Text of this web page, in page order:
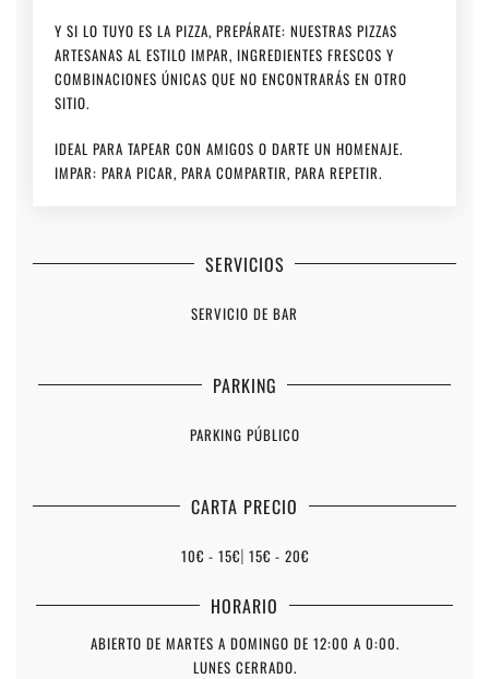
Y SI LO TUYO ES LA PIZZA, PREPÁRATE: NUESTRAS PIZZAS
ARTESANAS AL ESTILO IMPAR, INGREDIENTES FRESCOS Y
COMBINACIONES ÚNICAS QUE NO ENCONTRARÁS EN OTRO
SITIO.
IDEAL PARA TAPEAR CON AMIGOS O DARTE UN HOMENAJE.
IMPAR: PARA PICAR, PARA COMPARTIR, PARA REPETIR.
SERVICIOS
SERVICIO DE BAR
PARKING
PARKING PÚBLICO
CARTA PRECIO
10€ - 15€| 15€ - 20€
HORARIO
ABIERTO DE MARTES A DOMINGO DE 12:00 A 0:00.
LUNES CERRADO.